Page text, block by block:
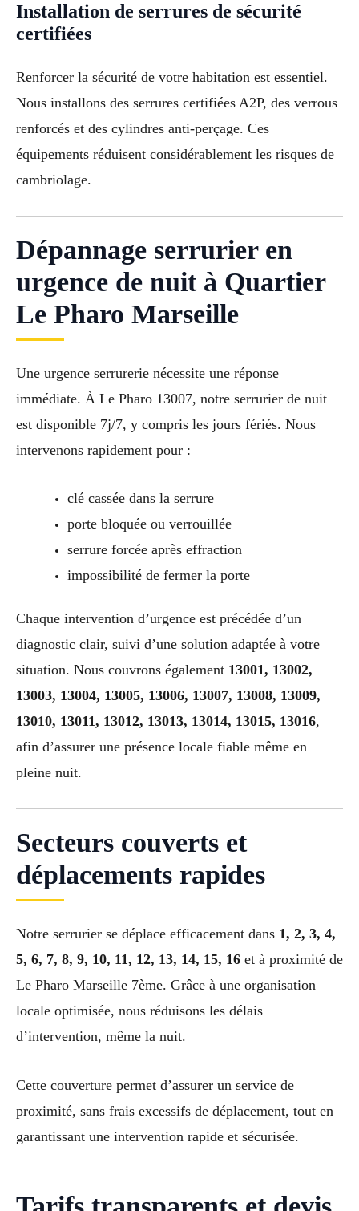
Installation de serrures de sécurité
certifiées
Renforcer la sécurité de votre habitation est essentiel.
Nous installons des serrures certifiées A2P, des verrous
renforcés et des cylindres anti-perçage. Ces
équipements réduisent considérablement les risques de
cambriolage.
Dépannage serrurier en
urgence de nuit à Quartier
Le Pharo Marseille
Une urgence serrurerie nécessite une réponse
immédiate. À Le Pharo 13007, notre serrurier de nuit
est disponible 7j/7, y compris les jours fériés. Nous
intervenons rapidement pour :
clé cassée dans la serrure
porte bloquée ou verrouillée
serrure forcée après effraction
impossibilité de fermer la porte
Chaque intervention d’urgence est précédée d’un
diagnostic clair, suivi d’une solution adaptée à votre
situation. Nous couvrons également 13001, 13002,
13003, 13004, 13005, 13006, 13007, 13008, 13009,
13010, 13011, 13012, 13013, 13014, 13015, 13016,
afin d’assurer une présence locale fiable même en
pleine nuit.
Secteurs couverts et
déplacements rapides
Notre serrurier se déplace efficacement dans 1, 2, 3, 4,
5, 6, 7, 8, 9, 10, 11, 12, 13, 14, 15, 16 et à proximité de
Le Pharo Marseille 7ème. Grâce à une organisation
locale optimisée, nous réduisons les délais
d’intervention, même la nuit.
Cette couverture permet d’assurer un service de
proximité, sans frais excessifs de déplacement, tout en
garantissant une intervention rapide et sécurisée.